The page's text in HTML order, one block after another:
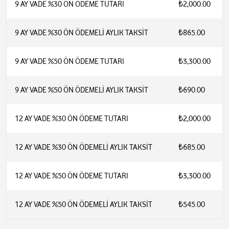
9 AY VADE %30 ÖN ÖDEME TUTARI ₺2,000.00
9 AY VADE %30 ÖN ÖDEMELİ AYLIK TAKSİT ₺865.00
9 AY VADE %50 ÖN ÖDEME TUTARI ₺3,300.00
9 AY VADE %50 ÖN ÖDEMELİ AYLIK TAKSİT ₺690.00
12 AY VADE %30 ÖN ÖDEME TUTARI ₺2,000.00
12 AY VADE %30 ÖN ÖDEMELİ AYLIK TAKSİT ₺685.00
12 AY VADE %50 ÖN ÖDEME TUTARI ₺3,300.00
12 AY VADE %50 ÖN ÖDEMELİ AYLIK TAKSİT ₺545.00